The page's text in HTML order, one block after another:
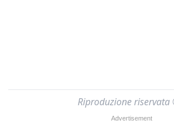
Riproduzione riservata